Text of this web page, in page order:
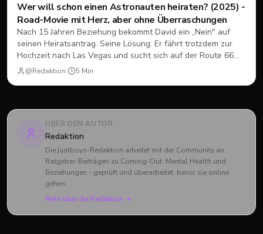
🎟️Im Kino
Wer will schon einen Astronauten heiraten? (2025) -
Road-Movie mit Herz, aber ohne Überraschungen
Nach 15 Jahren Beziehung bekommt David ein „Nein" auf
seinen Heiratsantrag. Seine Lösung: Er fährt trotzdem zur
Hochzeit nach Las Vegas und sucht sich auf der Route 66
einen neuen Partner. Eine queere Rom-Com, die unterhält,
aber wenig wagt.
@Redaktion· 5 Min
ÜBER DEN AUTOR
Redaktion
Die justboys-Redaktion arbeitet mit der Community an
Ratgeber-Beiträgen zu Coming-Out, Mental Health und
Beziehungen - geprüft und überarbeitet, bevor sie online
gehen.
Mehr über die Redaktion →